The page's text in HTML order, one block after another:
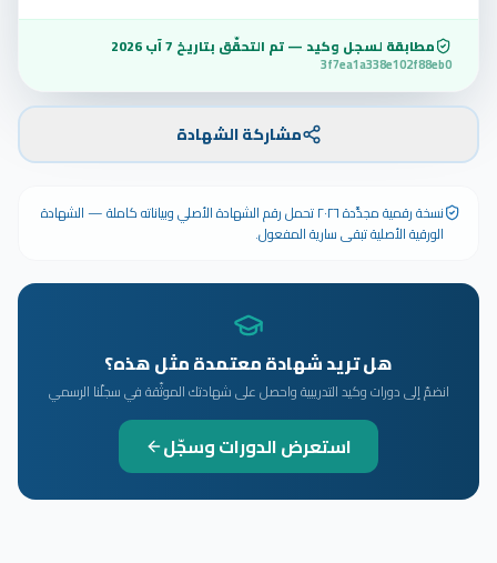
مطابقة لسجل وكيد — تم التحقّق بتاريخ 7 آب 2026
3f7ea1a338e102f88eb0
مشاركة الشهادة
نسخة رقمية مجدَّدة ٢٠٢٦ تحمل رقم الشهادة الأصلي وبياناته كاملة — الشهادة
الورقية الأصلية تبقى سارية المفعول.
هل تريد شهادة معتمدة مثل هذه؟
انضمّ إلى دورات وكيد التدريبية واحصل على شهادتك الموثّقة في سجلّنا الرسمي
استعرض الدورات وسجّل